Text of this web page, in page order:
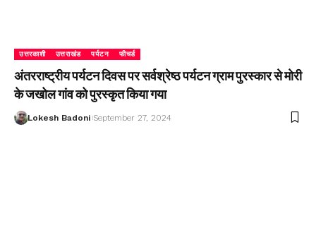
उत्तरकाशी उत्तराखंड पर्यटन फीचर्ड
अंतरराष्ट्रीय पर्यटन दिवस पर सर्वश्रेष्ठ पर्यटन ग्राम पुरस्कार से मोरी
के जखोल गांव को पुरस्कृत किया गया
Lokesh Badoni September 27, 2024